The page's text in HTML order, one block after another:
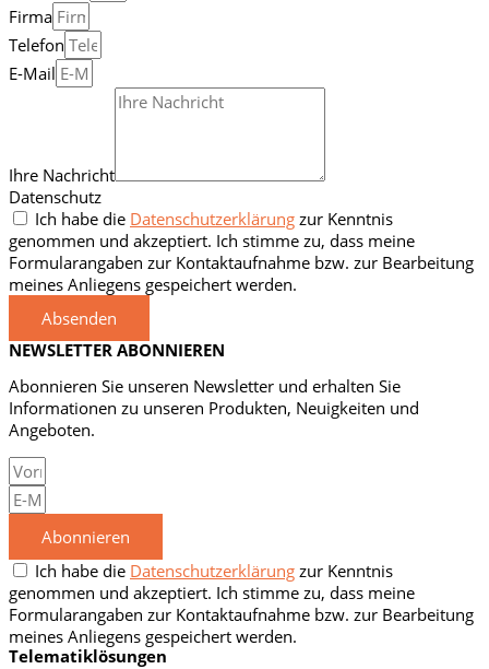
Firma
Telefon
E-Mail
Ihre Nachricht
Datenschutz
Ich habe die Datenschutzerklärung zur Kenntnis
genommen und akzeptiert. Ich stimme zu, dass meine
Formularangaben zur Kontaktaufnahme bzw. zur Bearbeitung
meines Anliegens gespeichert werden.
Absenden
NEWSLETTER ABONNIEREN
Abonnieren Sie unseren Newsletter und erhalten Sie
Informationen zu unseren Produkten, Neuigkeiten und
Angeboten.
Abonnieren
Ich habe die Datenschutzerklärung zur Kenntnis
genommen und akzeptiert. Ich stimme zu, dass meine
Formularangaben zur Kontaktaufnahme bzw. zur Bearbeitung
meines Anliegens gespeichert werden.
Telematiklösungen